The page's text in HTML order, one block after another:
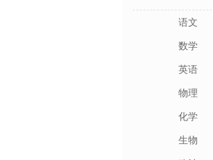
语文
数学
英语
物理
化学
生物